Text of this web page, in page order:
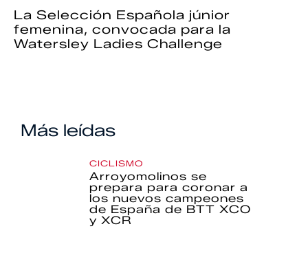
La Selección Española júnior
femenina, convocada para la
Watersley Ladies Challenge
Más leídas
CICLISMO
Arroyomolinos se
prepara para coronar a
los nuevos campeones
de España de BTT XCO
y XCR